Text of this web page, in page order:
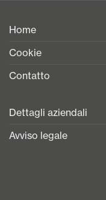
Home
Cookie
Contatto
Dettagli aziendali
Avviso legale